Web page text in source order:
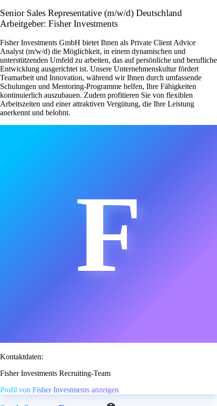
Senior Sales Representative (m/w/d) Deutschland
Arbeitgeber: Fisher Investments
Fisher Investments GmbH bietet Ihnen als Private Client Advice
Analyst (m/w/d) die Möglichkeit, in einem dynamischen und
unterstützenden Umfeld zu arbeiten, das auf persönliche und berufliche
Entwicklung ausgerichtet ist. Unsere Unternehmenskultur fördert
Teamarbeit und Innovation, während wir Ihnen durch umfassende
Schulungen und Mentoring-Programme helfen, Ihre Fähigkeiten
kontinuierlich auszubauen. Zudem profitieren Sie von flexiblen
Arbeitszeiten und einer attraktiven Vergütung, die Ihre Leistung
anerkennt und belohnt.
F
Kontaktdaten:
Fisher Investments Recruiting-Team
Profil von Fisher Investments anzeigen